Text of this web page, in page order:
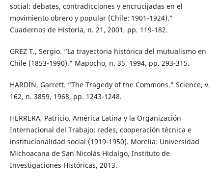
social: debates, contradicciones y encrucijadas en el
movimiento obrero y popular (Chile: 1901-1924).”
Cuadernos de Historia, n. 21, 2001, pp. 119-182.
GREZ T., Sergio. “La trayectoria histórica del mutualismo en
Chile (1853-1990).” Mapocho, n. 35, 1994, pp. 293-315.
HARDIN, Garrett. “The Tragedy of the Commons.” Science, v.
162, n. 3859, 1968, pp. 1243-1248.
HERRERA, Patricio. América Latina y la Organización
Internacional del Trabajo: redes, cooperación técnica e
institucionalidad social (1919-1950). Morelia: Universidad
Michoacana de San Nicolás Hidalgo, Instituto de
Investigaciones Históricas, 2013.